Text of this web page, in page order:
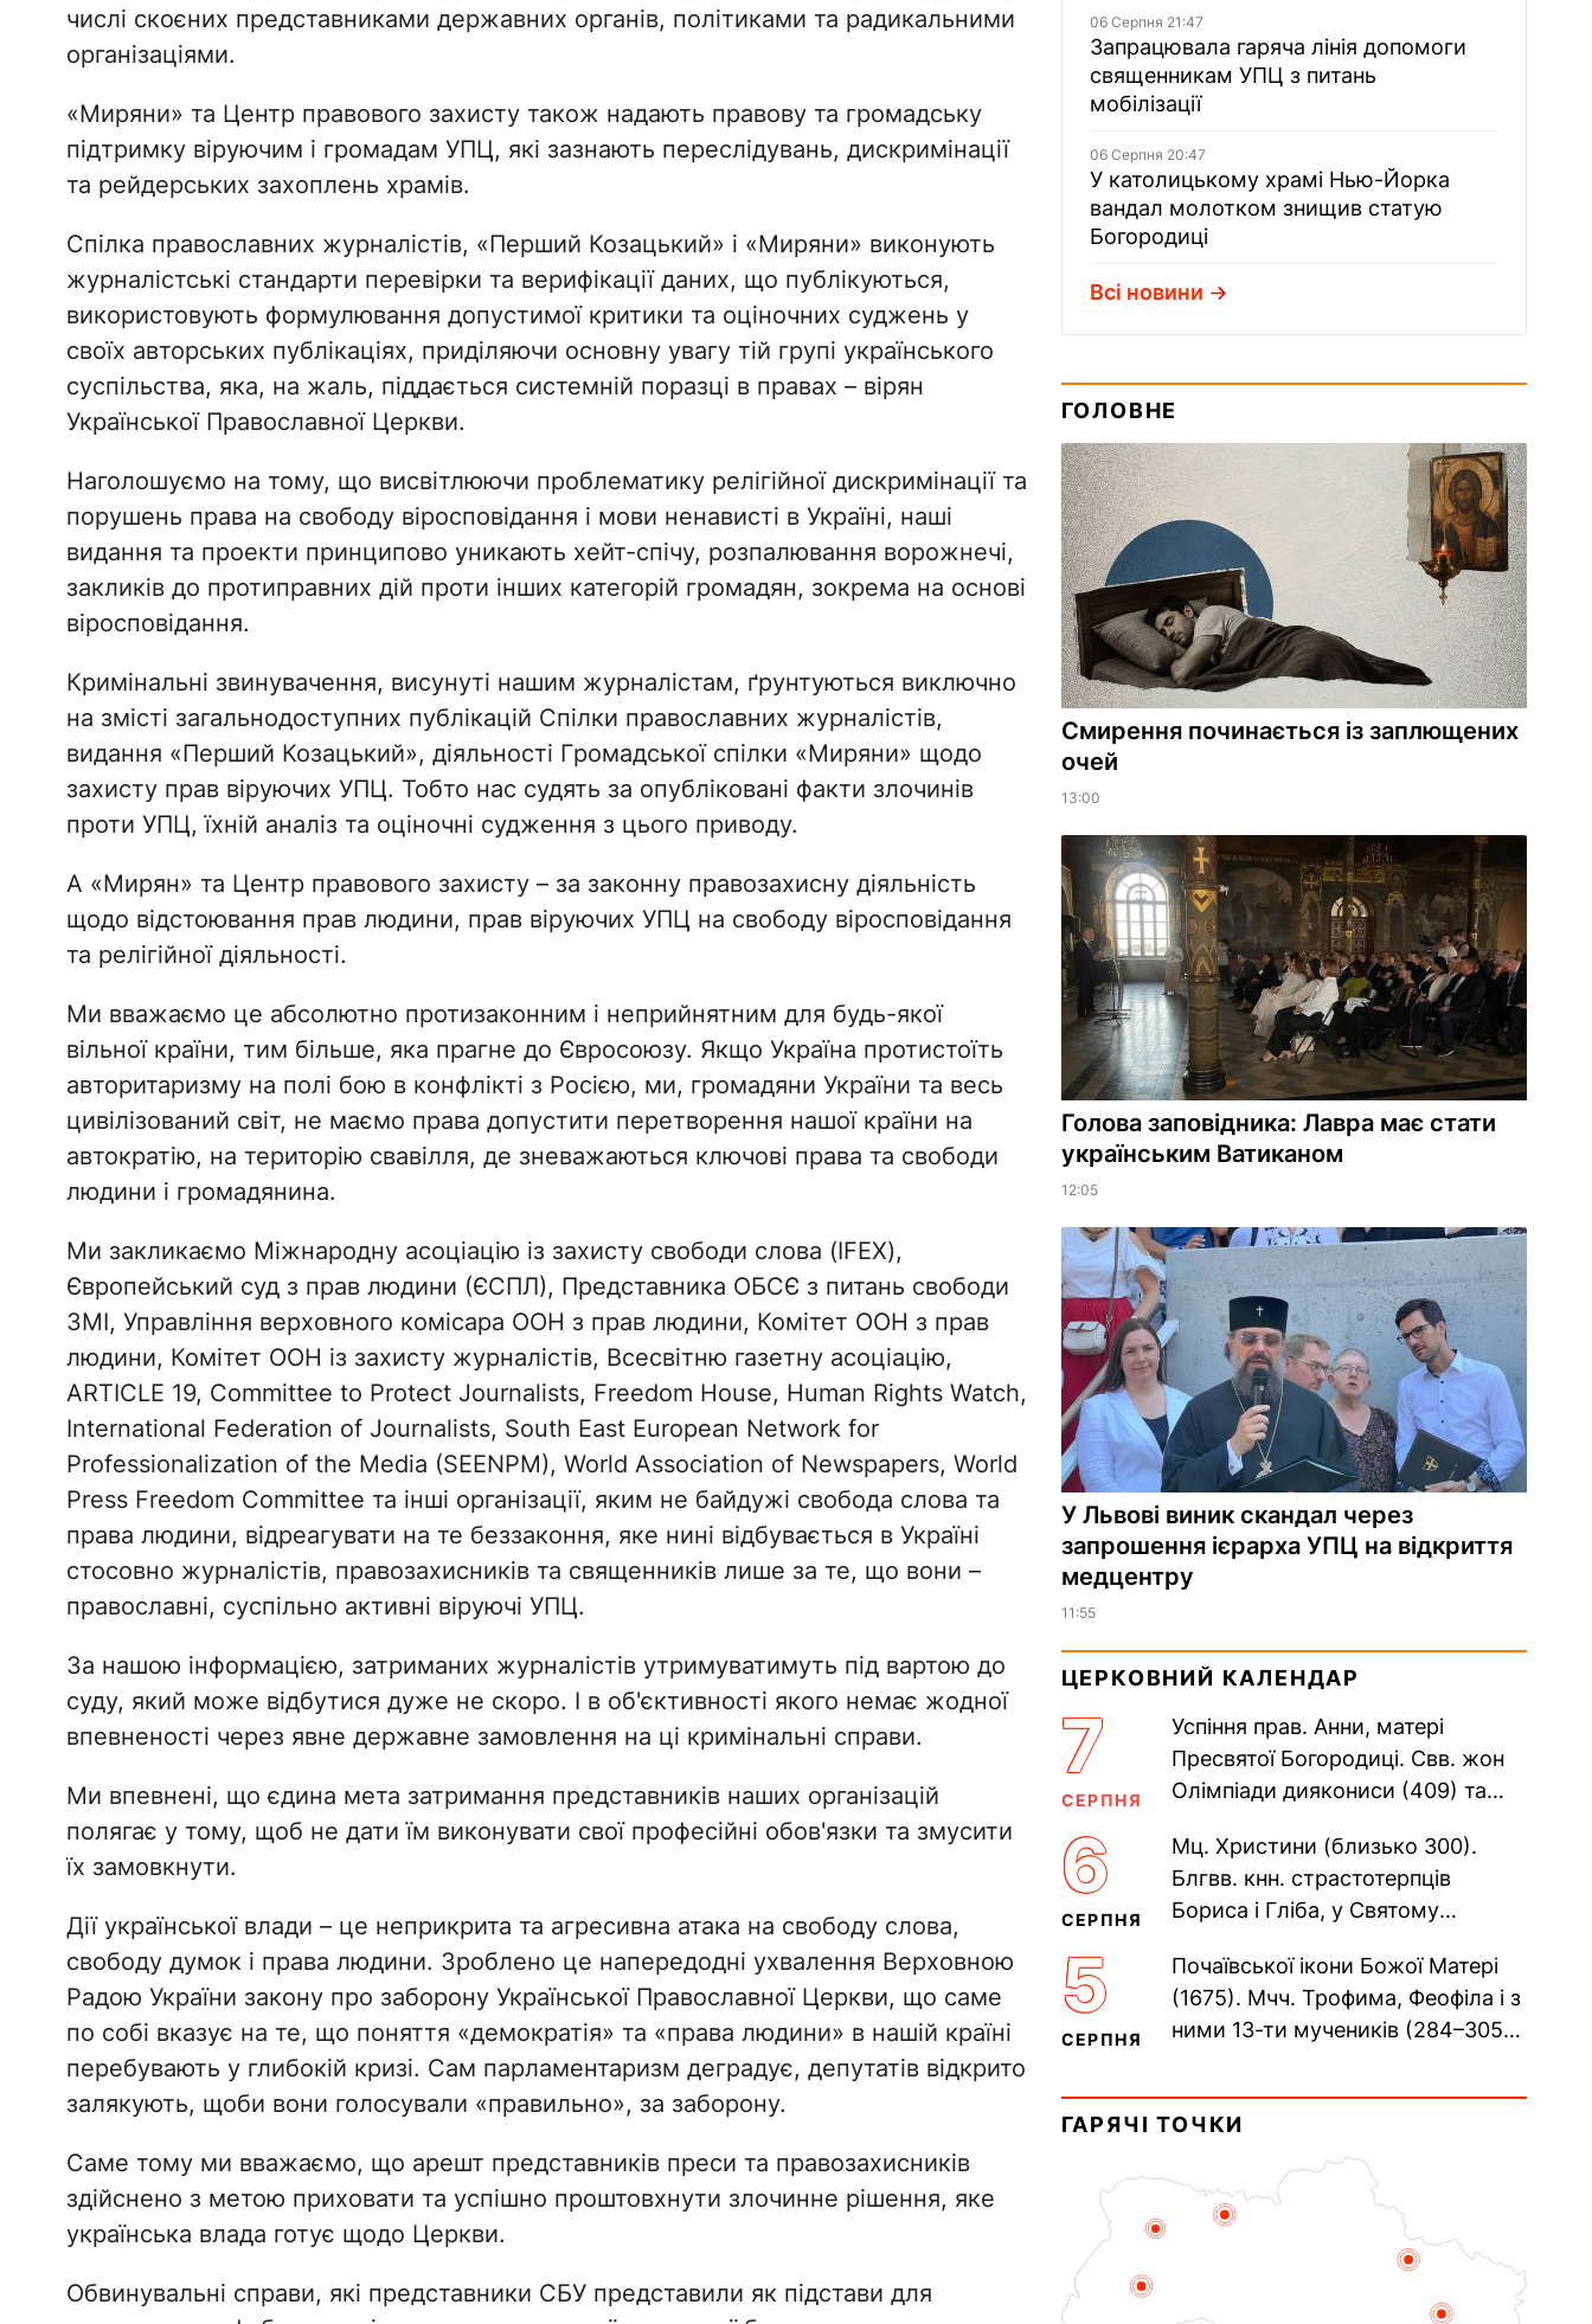
числі скоєних представниками державних органів, політиками та радикальними
організаціями.
«Миряни» та Центр правового захисту також надають правову та громадську
підтримку віруючим і громадам УПЦ, які зазнають переслідувань, дискримінації
та рейдерських захоплень храмів.
Спілка православних журналістів, «Перший Козацький» і «Миряни» виконують
журналістські стандарти перевірки та верифікації даних, що публікуються,
використовують формулювання допустимої критики та оціночних суджень у
своїх авторських публікаціях, приділяючи основну увагу тій групі українського
суспільства, яка, на жаль, піддається системній поразці в правах – вірян
Української Православної Церкви.
Наголошуємо на тому, що висвітлюючи проблематику релігійної дискримінації та
порушень права на свободу віросповідання і мови ненависті в Україні, наші
видання та проекти принципово уникають хейт-спічу, розпалювання ворожнечі,
закликів до протиправних дій проти інших категорій громадян, зокрема на основі
віросповідання.
Кримінальні звинувачення, висунуті нашим журналістам, ґрунтуються виключно
на змісті загальнодоступних публікацій Спілки православних журналістів,
видання «Перший Козацький», діяльності Громадської спілки «Миряни» щодо
захисту прав віруючих УПЦ. Тобто нас судять за опубліковані факти злочинів
проти УПЦ, їхній аналіз та оціночні судження з цього приводу.
А «Мирян» та Центр правового захисту – за законну правозахисну діяльність
щодо відстоювання прав людини, прав віруючих УПЦ на свободу віросповідання
та релігійної діяльності.
Ми вважаємо це абсолютно протизаконним і неприйнятним для будь-якої
вільної країни, тим більше, яка прагне до Євросоюзу. Якщо Україна протистоїть
авторитаризму на полі бою в конфлікті з Росією, ми, громадяни України та весь
цивілізований світ, не маємо права допустити перетворення нашої країни на
автократію, на територію свавілля, де зневажаються ключові права та свободи
людини і громадянина.
Ми закликаємо Міжнародну асоціацію із захисту свободи слова (IFEX),
Європейський суд з прав людини (ЄСПЛ), Представника ОБСЄ з питань свободи
ЗМІ, Управління верховного комісара ООН з прав людини, Комітет ООН з прав
людини, Комітет ООН із захисту журналістів, Всесвітню газетну асоціацію,
ARTICLE 19, Committee to Protect Journalists, Freedom House, Human Rights Watch,
International Federation of Journalists, South East European Network for
Professionalization of the Media (SEENPM), World Association of Newspapers, World
Press Freedom Committee та інші організації, яким не байдужі свобода слова та
права людини, відреагувати на те беззаконня, яке нині відбувається в Україні
стосовно журналістів, правозахисників та священників лише за те, що вони –
православні, суспільно активні віруючі УПЦ.
За нашою інформацією, затриманих журналістів утримуватимуть під вартою до
суду, який може відбутися дуже не скоро. І в об'єктивності якого немає жодної
впевненості через явне державне замовлення на ці кримінальні справи.
Ми впевнені, що єдина мета затримання представників наших організацій
полягає у тому, щоб не дати їм виконувати свої професійні обов'язки та змусити
їх замовкнути.
Дії української влади – це неприкрита та агресивна атака на свободу слова,
свободу думок і права людини. Зроблено це напередодні ухвалення Верховною
Радою України закону про заборону Української Православної Церкви, що саме
по собі вказує на те, що поняття «демократія» та «права людини» в нашій країні
перебувають у глибокій кризі. Сам парламентаризм деградує, депутатів відкрито
залякують, щоби вони голосували «правильно», за заборону.
Саме тому ми вважаємо, що арешт представників преси та правозахисників
здійснено з метою приховати та успішно проштовхнути злочинне рішення, яке
українська влада готує щодо Церкви.
Обвинувальні справи, які представники СБУ представили як підстави для
06 Серпня 21:47
Запрацювала гаряча лінія допомоги
священникам УПЦ з питань
мобілізації
06 Серпня 20:47
У католицькому храмі Нью-Йорка
вандал молотком знищив статую
Богородиці
Всі новини
ГОЛОВНЕ
Смирення починається із заплющених
очей
13:00
Голова заповідника: Лавра має стати
українським Ватиканом
12:05
У Львові виник скандал через
запрошення ієрарха УПЦ на відкриття
медцентру
11:55
ЦЕРКОВНИЙ КАЛЕНДАР
7
СЕРПНЯ
Успіння прав. Анни, матері
Пресвятої Богородиці. Свв. жон
Олімпіади диякониси (409) та
Пам’ять V Вселенського...
6
СЕРПНЯ
Мц. Христини (близько 300).
Блгвв. кнн. страстотерпців
Бориса і Гліба, у Святому
Прп. Полікарпа, архімандрита...
5
СЕРПНЯ
Почаївської ікони Божої Матері
(1675). Мчч. Трофима, Феофіла і з
ними 13-ти мучеників (284–305).
Равенійського (близько 75)....
ГАРЯЧІ ТОЧКИ